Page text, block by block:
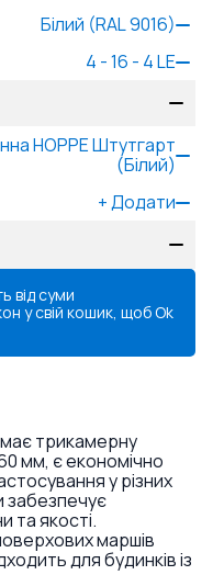
Білий (RAL 9016)
4 - 16 - 4 LE
HOPPE Штутгарт
(Білий)
+Додати
від суми
у свій кошик, щобOk
трикамерну
мм, є економічно
у різних
забезпечує
та якості.
маршів
для будинків із